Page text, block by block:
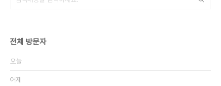
전체 방문자
오늘
어제